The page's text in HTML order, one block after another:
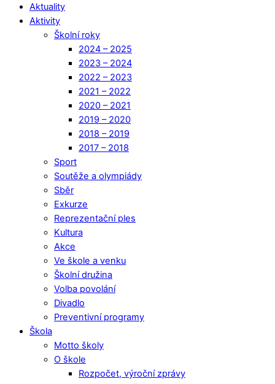
Aktuality
Aktivity
Školní roky
2024 – 2025
2023 – 2024
2022 – 2023
2021 – 2022
2020 – 2021
2019 – 2020
2018 – 2019
2017 – 2018
Sport
Soutěže a olympiády
Sběr
Exkurze
Reprezentační ples
Kultura
Akce
Ve škole a venku
Školní družina
Volba povolání
Divadlo
Preventivní programy
Škola
Motto školy
O škole
Rozpočet, výroční zprávy